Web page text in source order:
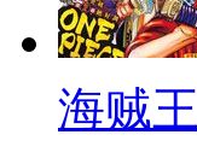
海贼王